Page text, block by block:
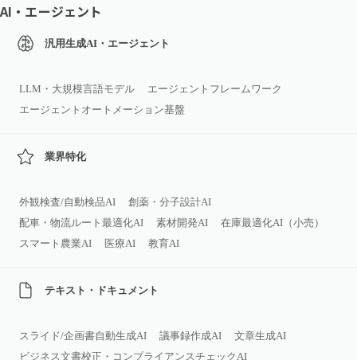
AI・エージェント
汎用生成AI・エージェント
LLM・大規模言語モデル
エージェントフレームワーク
エージェントオートメーション基盤
業界特化
外観検査/自動検品AI
創薬・分子設計AI
配車・物流ルート最適化AI
素材開発AI
在庫最適化AI（小売）
スマート農業AI
医療AI 教育AI
テキスト・ドキュメント
スライド/企画書自動生成AI 議事録作成AI
文章生成AI
ビジネス文書校正・コンプライアンスチェックAI